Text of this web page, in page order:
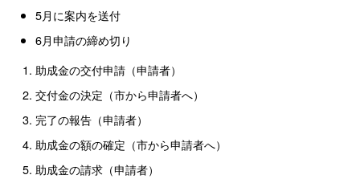
5月に案内を送付
6月申請の締め切り
助成金の交付申請（申請者）
交付金の決定（市から申請者へ）
完了の報告（申請者）
助成金の額の確定（市から申請者へ）
助成金の請求（申請者）